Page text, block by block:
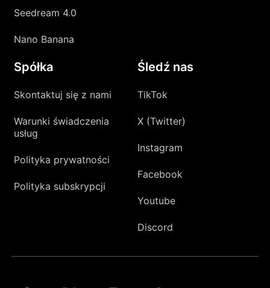
Seedream 4.0
Nano Banana
Spółka
Skontaktuj się z nami
Warunki świadczenia
usług
Polityka prywatności
Polityka subskrypcji
Śledź nas
TikTok
X (Twitter)
Instagram
Facebook
Youtube
Discord